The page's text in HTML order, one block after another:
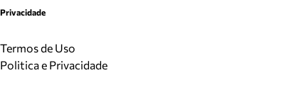
Privacidade
Termos de Uso
Politica e Privacidade